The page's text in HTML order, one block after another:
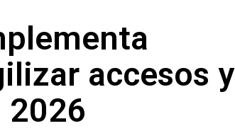
accesos y
2026